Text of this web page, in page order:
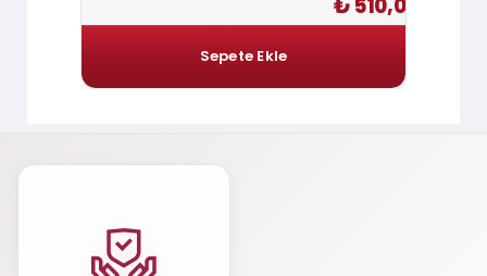
₺ 510,00